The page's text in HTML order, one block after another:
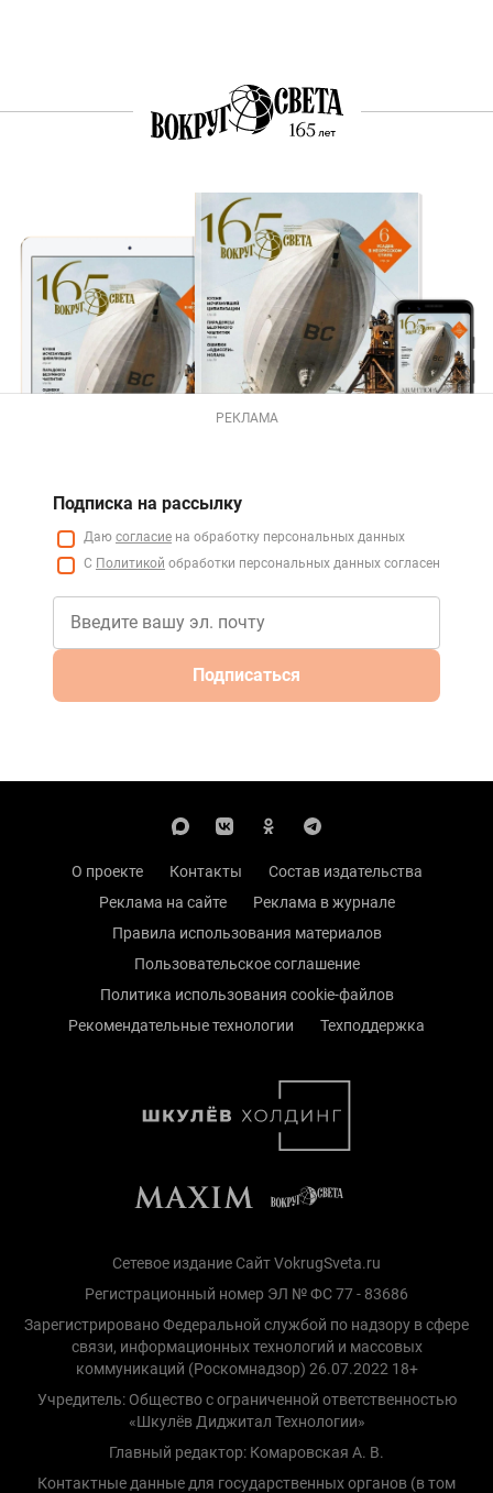
РЕКЛАМА
Подписка на рассылку
Даю согласие на обработку персональных данных
С Политикой обработки персональных данных согласен
Подписаться
О проекте Контакты
Состав издательства
Реклама на сайте
Реклама в журнале
Правила использования материалов
Пользовательское соглашение
Политика использования cookie-файлов
Рекомендательные технологии
Техподдержка
Сетевое издание Сайт VokrugSveta.ru
Регистрационный номер ЭЛ № ФС 77 - 83686
Зарегистрировано Федеральной службой по надзору в сфере
связи, информационных технологий и массовых
коммуникаций (Роскомнадзор) 26.07.2022 18+
Учредитель: Общество с ограниченной ответственностью
«Шкулёв Диджитал Технологии»
Главный редактор: Комаровская А. В.
Контактные данные для государственных органов (в том